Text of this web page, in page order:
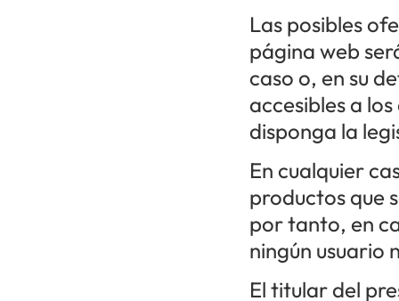
Las posibles
página web
caso o, en su
accesibles a
disponga la
En cualquier
productos que
por tanto, en
ningún usuario
El titular del